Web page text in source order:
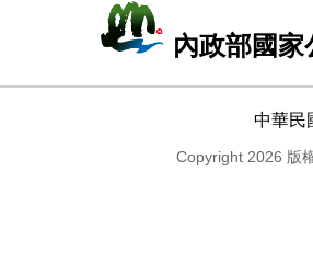
內政部國
中華民
Copyright 2026 版